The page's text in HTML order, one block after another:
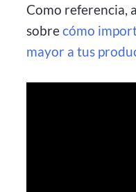
Como referencia,
sobrecómo
mayor a tus